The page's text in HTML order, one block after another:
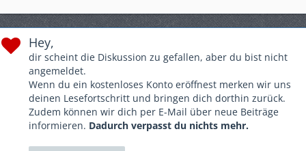
Hey,
dir scheint die Diskussion zu gefallen, aber du bist nicht
angemeldet.
Wenn du ein kostenloses Konto eröffnest merken wir uns
deinen Lesefortschritt und bringen dich dorthin zurück.
Zudem können wir dich per E-Mail über neue Beiträge
informieren. Dadurch verpasst du nichts mehr.